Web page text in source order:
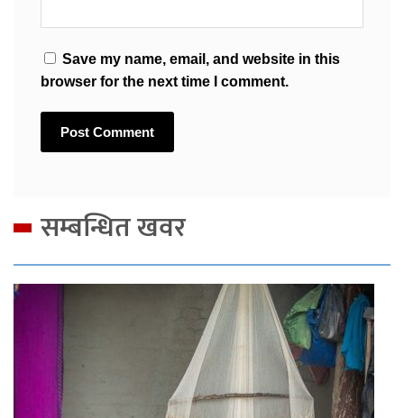
Save my name, email, and website in this
browser for the next time I comment.
सम्बन्धित खवर